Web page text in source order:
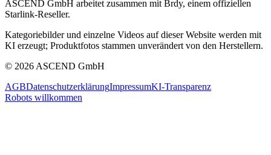
ASCEND GmbH arbeitet zusammen mit Brdy, einem offiziellen
Starlink-Reseller.
Kategoriebilder und einzelne Videos auf dieser Website werden mit
KI erzeugt; Produktfotos stammen unverändert von den Herstellern.
© 2026 ASCEND GmbH
AGBDatenschutzerklärungImpressumKI-Transparenz
Robots willkommen